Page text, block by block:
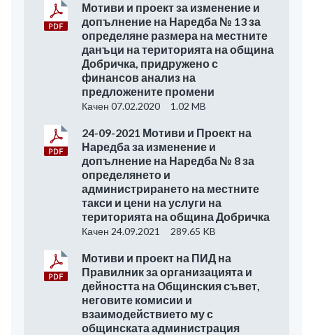
Мотиви и проект за изменение и
допълнение на Наредба № 13 за
определяне размера на местните
данъци на територията на община
Добричка, придружено с
финансов анализ на
предложените промени
Качен 07.02.2020 1.02 MB
24-09-2021 Мотиви и Проект на
Наредба за изменение и
допълнение на Наредба № 8 за
определянето и
администрирането на местните
такси и цени на услуги на
територията на община Добричка
Качен 24.09.2021 289.65 KB
Мотиви и проект на ПИД на
Правилник за организацията и
дейността на Общинския съвет,
неговите комисии и
взаимодействието му с
общинската администрация